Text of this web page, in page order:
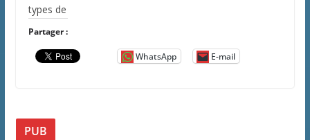
types de
Partager :
WhatsApp E-mail
PUB